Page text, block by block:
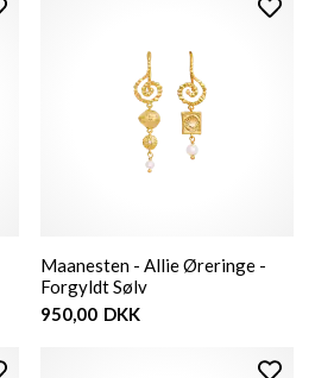
Maanesten - Allie Øreringe -
Forgyldt Sølv
950,00 DKK